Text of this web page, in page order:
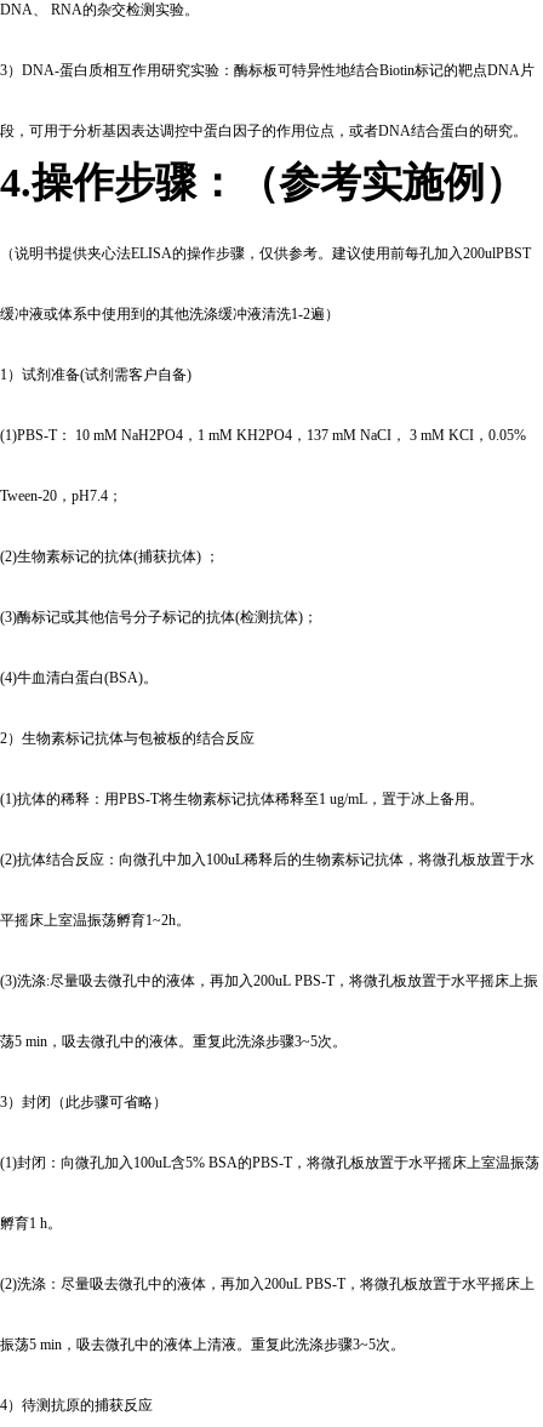
DNA、 RNA的杂交检测实验。
3）DNA-蛋白质相互作用研究实验：酶标板可特异性地结合Biotin标记的靶点DNA片
段，可用于分析基因表达调控中蛋白因子的作用位点，或者DNA结合蛋白的研究。
4.操作步骤：（参考实施例）
（说明书提供夹心法ELISA的操作步骤，仅供参考。建议使用前每孔加入200ulPBST
缓冲液或体系中使用到的其他洗涤缓冲液清洗1-2遍）
1）试剂准备(试剂需客户自备)
(1)PBS-T： 10 mM NaH2PO4，1 mM KH2PO4，137 mM NaCI， 3 mM KCI，0.05%
Tween-20，pH7.4；
(2)生物素标记的抗体(捕获抗体) ；
(3)酶标记或其他信号分子标记的抗体(检测抗体)；
(4)牛血清白蛋白(BSA)。
2）生物素标记抗体与包被板的结合反应
(1)抗体的稀释：用PBS-T将生物素标记抗体稀释至1 ug/mL，置于冰上备用。
(2)抗体结合反应：向微孔中加入100uL稀释后的生物素标记抗体，将微孔板放置于水
平摇床上室温振荡孵育1~2h。
(3)洗涤:尽量吸去微孔中的液体，再加入200uL PBS-T，将微孔板放置于水平摇床上振
荡5 min，吸去微孔中的液体。重复此洗涤步骤3~5次。
3）封闭（此步骤可省略）
(1)封闭：向微孔加入100uL含5% BSA的PBS-T，将微孔板放置于水平摇床上室温振荡
孵育1 h。
(2)洗涤：尽量吸去微孔中的液体，再加入200uL PBS-T，将微孔板放置于水平摇床上
振荡5 min，吸去微孔中的液体上清液。重复此洗涤步骤3~5次。
4）待测抗原的捕获反应